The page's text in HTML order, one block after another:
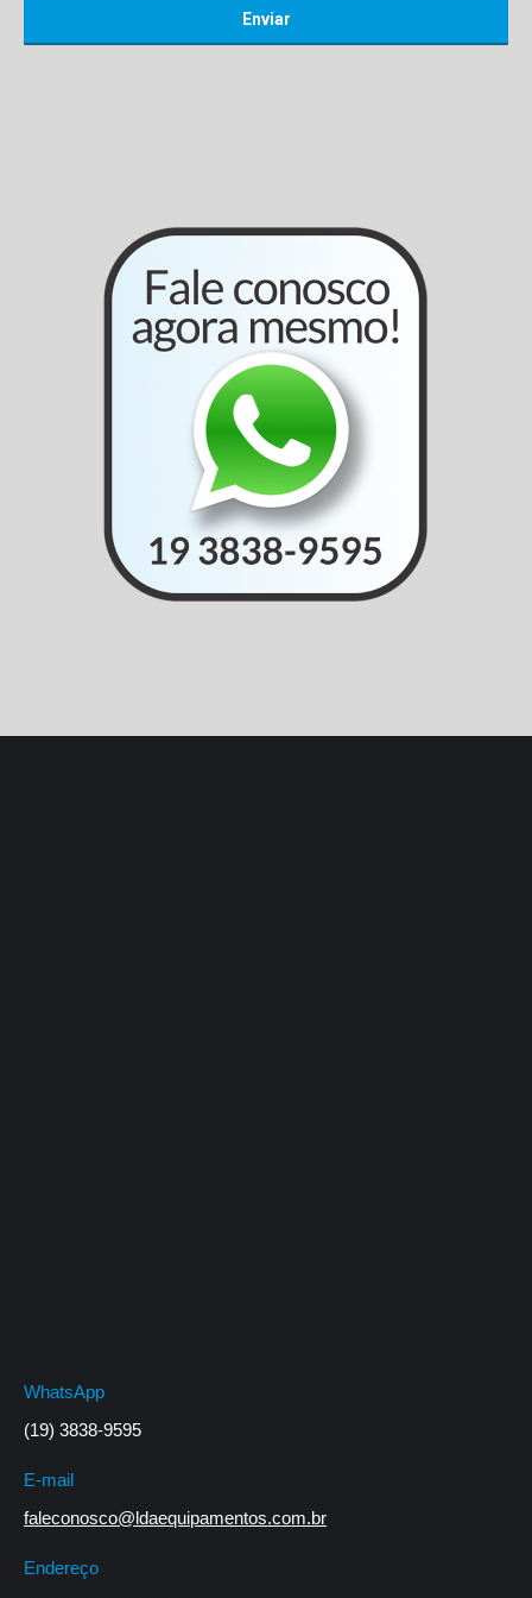
WhatsApp
(19) 3838-9595
E-mail
faleconosco@ldaequipamentos.com.br
Endereço